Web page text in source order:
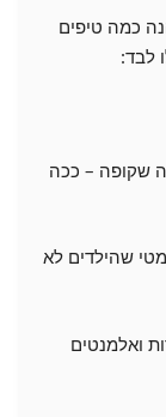
כמה טיפים
לבד:
שקופה – ככה
שהילדים לא
ואלמנטים